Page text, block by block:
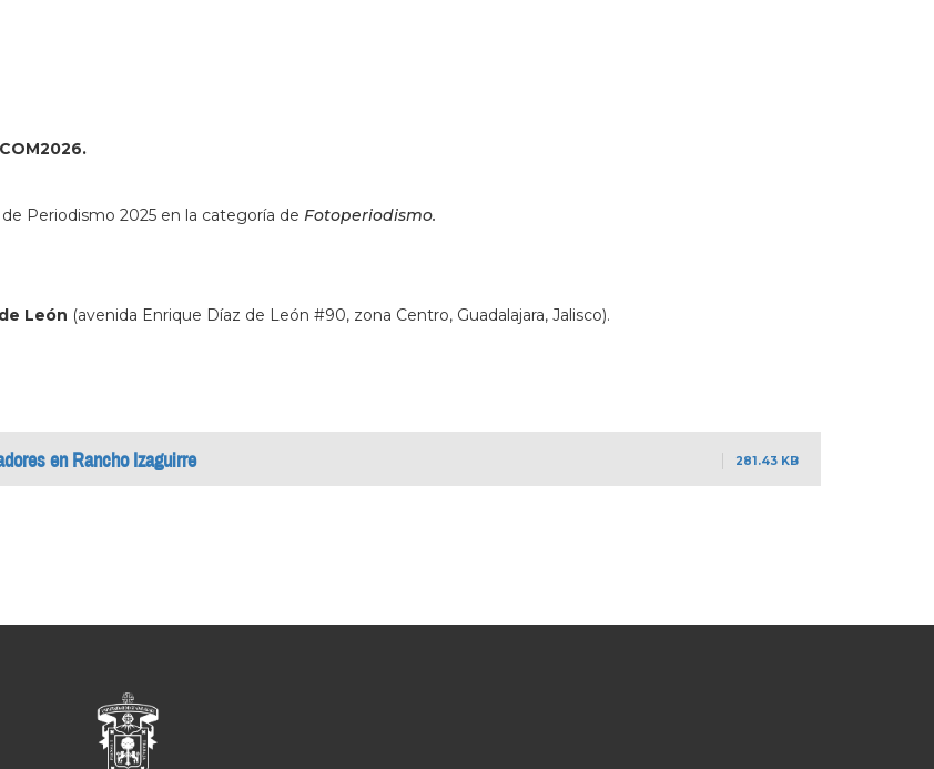
Periodismo 2025 en la categoría de Fotoperiodismo.
León (avenida Enrique Díaz de León #90, zona Centro, Guadalajara, Jalisco).
en Rancho Izaguirre 281.43 KB